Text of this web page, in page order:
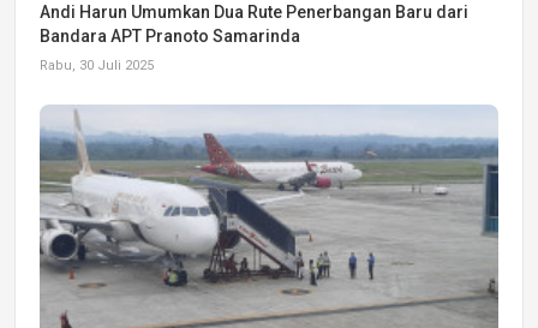
Andi Harun Umumkan Dua Rute Penerbangan Baru dari
Bandara APT Pranoto Samarinda
Rabu, 30 Juli 2025